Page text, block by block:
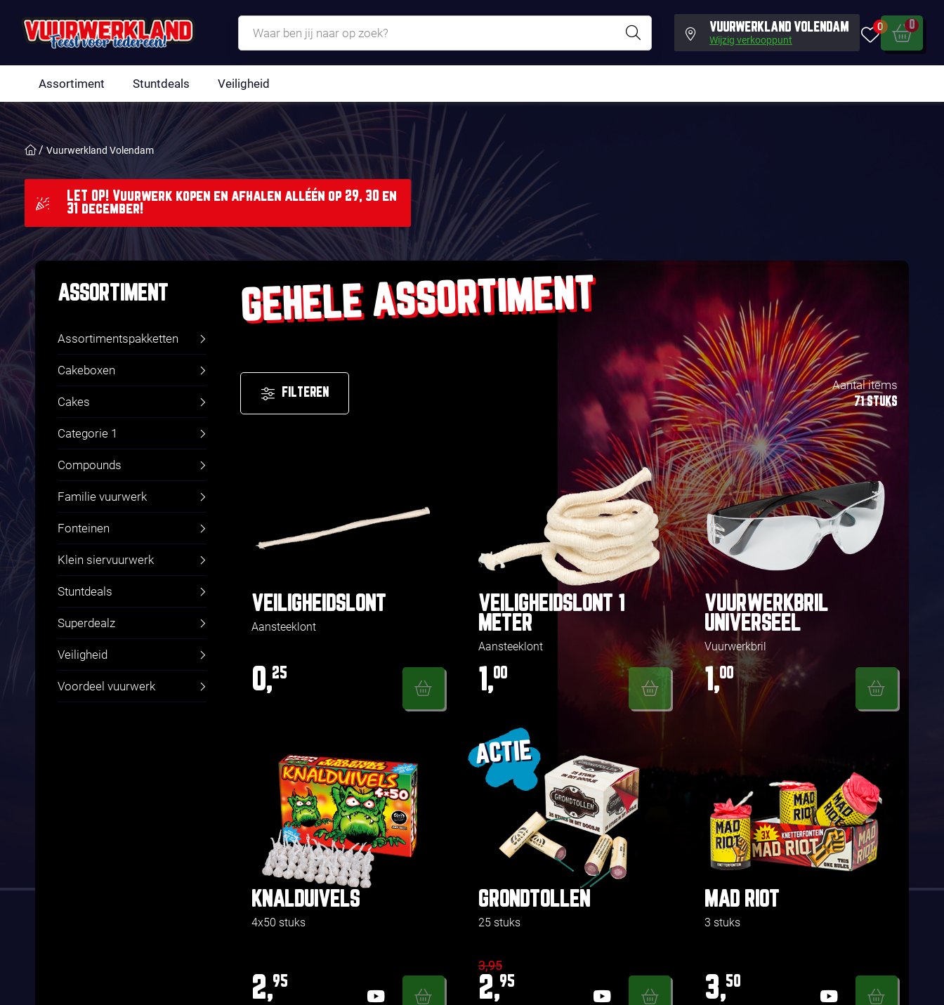
VUURWERKLAND VOLENDAM
Wijzig verkooppunt
0 0
Assortiment Stuntdeals Veiligheid
Vuurwerkland Volendam
LET OP! Vuurwerk kopen en afhalen alléén op 29, 30 en
31 december!
ASSORTIMENT
Assortimentspakketten
Cakeboxen
Cakes
Categorie 1
Compounds
Familie vuurwerk
Fonteinen
Klein siervuurwerk
Stuntdeals
Superdealz
Veiligheid
Voordeel vuurwerk
GEHELE ASSORTIMENT
FILTEREN
Aantal items
71 STUKS
VEILIGHEIDSLONT
Aansteeklont
0,25
VEILIGHEIDSLONT 1
METER
Aansteeklont
1,00
VUURWERKBRIL
UNIVERSEEL
Vuurwerkbril
1,00
KNALDUIVELS
4x50 stuks
2,95
ACTIE
GRONDTOLLEN
25 stuks
3,95
2,95
MAD RIOT
3 stuks
3,50